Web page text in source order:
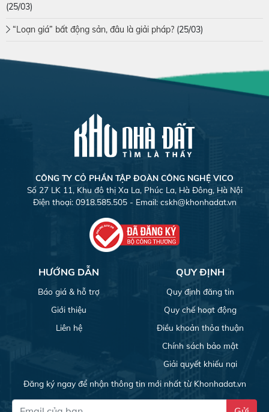
(25/03)
“Loạn giá” bất động sản, đâu là giải pháp? (25/03)
CÔNG TY CỎ PHẦN TẬP ĐOÀN CÔNG NGHỆ VICO
Số 27 LK 11, Khu đô thị Xa La, Phúc La, Hà Đông, Hà Nội
Điện thoại: 0918.585.505 - Email: cskh@khonhadat.vn
HƯỚNG DẪN
Báo giá & hỗ trợ
Giới thiệu
Liên hệ
QUY ĐỊNH
Quy định đăng tin
Quy chế hoạt động
Điều khoản thỏa thuận
Chính sách bảo mật
Giải quyết khiếu nại
Đăng ký ngay để nhận thông tin mới nhất từ Khonhadat.vn